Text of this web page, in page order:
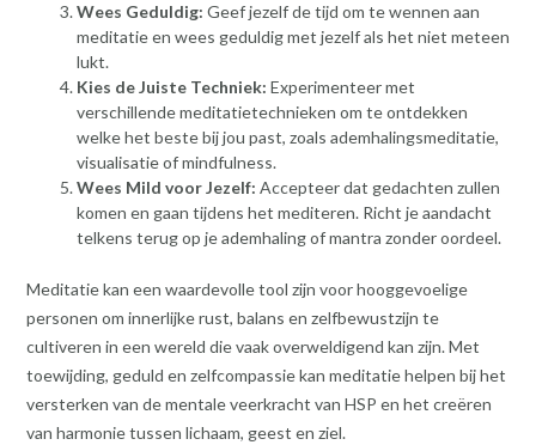
Wees Geduldig: Geef jezelf de tijd om te wennen aan
meditatie en wees geduldig met jezelf als het niet meteen
lukt.
Kies de Juiste Techniek: Experimenteer met
verschillende meditatietechnieken om te ontdekken
welke het beste bij jou past, zoals ademhalingsmeditatie,
visualisatie of mindfulness.
Wees Mild voor Jezelf: Accepteer dat gedachten zullen
komen en gaan tijdens het mediteren. Richt je aandacht
telkens terug op je ademhaling of mantra zonder oordeel.
Meditatie kan een waardevolle tool zijn voor hooggevoelige
personen om innerlijke rust, balans en zelfbewustzijn te
cultiveren in een wereld die vaak overweldigend kan zijn. Met
toewijding, geduld en zelfcompassie kan meditatie helpen bij het
versterken van de mentale veerkracht van HSP en het creëren
van harmonie tussen lichaam, geest en ziel.